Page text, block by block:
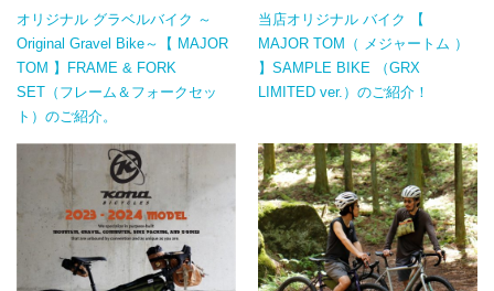
オリジナル グラベルバイク ～
Original Gravel Bike～【 MAJOR
TOM 】FRAME & FORK
SET（フレーム＆フォークセッ
ト）のご紹介。
当店オリジナル バイク 【
MAJOR TOM（ メジャートム ）
】SAMPLE BIKE （GRX
LIMITED ver.）のご紹介！